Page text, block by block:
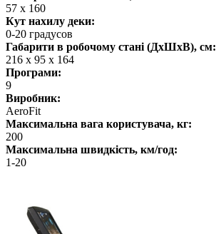
57 х 160
Кут нахилу деки:
0-20 градусов
Габарити в робочому стані (ДхШхВ), см:
216 х 95 х 164
Програми:
9
Виробник:
AeroFit
Максимальна вага користувача, кг:
200
Максимальна швидкість, км/год:
1-20